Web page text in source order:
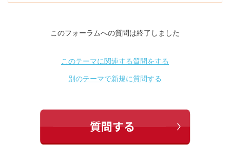
このフォーラムへの質問は終了しました
このテーマに関連する質問をする
別のテーマで新規に質問する